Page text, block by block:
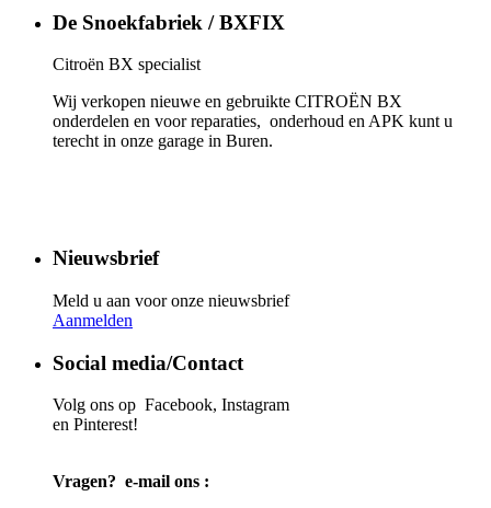
De Snoekfabriek / BXFIX
Citroën BX specialist
Wij verkopen nieuwe en gebruikte CITROËN BX
onderdelen en voor reparaties, onderhoud en APK kunt u
terecht in onze garage in Buren.
Nieuwsbrief
Meld u aan voor onze nieuwsbrief
Aanmelden
Social media/Contact
Volg ons op Facebook, Instagram
en Pinterest!
Vragen? e-mail ons :